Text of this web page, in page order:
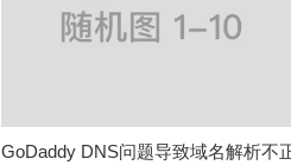
GoDaddy DNS问题导致域名解析不